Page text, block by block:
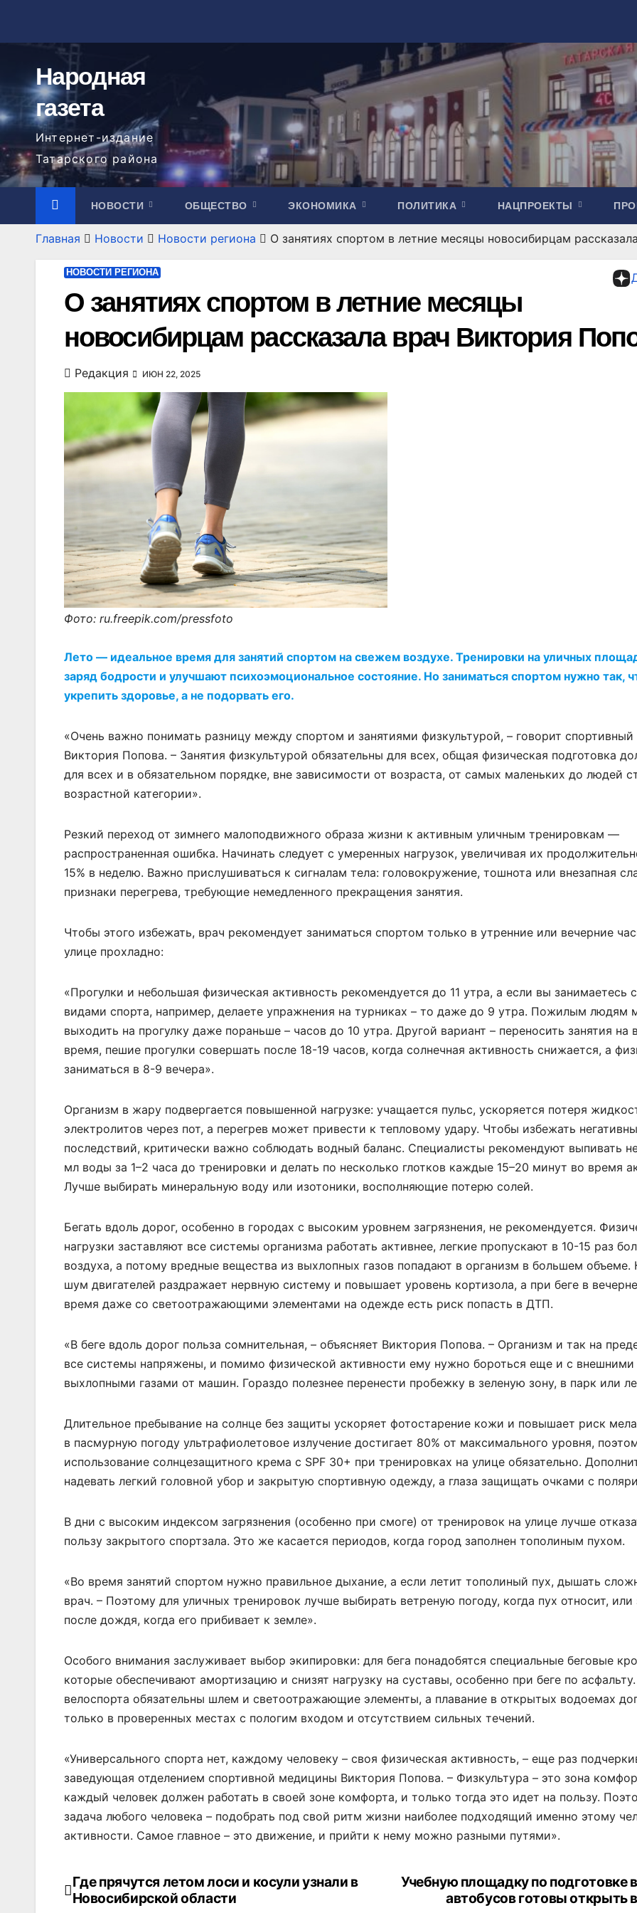
содержимому
Народная
газета
Интернет-издание
Татарского района
НОВОСТИ ОБЩЕСТВО ЭКОНОМИКА ПОЛИТИКА НАЦПРОЕКТЫ
Главная Новости Новости региона О занятиях спортом в летние месяцы новосибирцам
НОВОСТИ РЕГИОНА
О занятиях спортом в летние месяцы
новосибирцам рассказала врач Виктория
Редакция ИЮН 22, 2025
Фото: ru.freepik.com/pressfoto
Лето — идеальное время для занятий спортом на свежем воздухе. Тренировки на уличных
заряд бодрости и улучшают психоэмоциональное состояние. Но заниматься спортом нужно так,
укрепить здоровье, а не подорвать его.
«Очень важно понимать разницу между спортом и занятиями физкультурой, – говорит спортивный
Виктория Попова. – Занятия физкультурой обязательны для всех, общая физическая подготовка
для всех и в обязательном порядке, вне зависимости от возраста, от самых маленьких до людей
возрастной категории».
Резкий переход от зимнего малоподвижного образа жизни к активным уличным тренировкам —
распространенная ошибка. Начинать следует с умеренных нагрузок, увеличивая их
15% в неделю. Важно прислушиваться к сигналам тела: головокружение, тошнота или внезапная
признаки перегрева, требующие немедленного прекращения занятия.
Чтобы этого избежать, врач рекомендует заниматься спортом только в утренние или вечерние
улице прохладно:
«Прогулки и небольшая физическая активность рекомендуется до 11 утра, а если вы занимаетесь
видами спорта, например, делаете упражнения на турниках – то даже до 9 утра. Пожилым людям
выходить на прогулку даже пораньше – часов до 10 утра. Другой вариант – переносить занятия на
время, пешие прогулки совершать после 18-19 часов, когда солнечная активность снижается, а
заниматься в 8-9 вечера».
Организм в жару подвергается повышенной нагрузке: учащается пульс, ускоряется потеря
электролитов через пот, а перегрев может привести к тепловому удару. Чтобы избежать
последствий, критически важно соблюдать водный баланс. Специалисты рекомендуют выпивать
мл воды за 1–2 часа до тренировки и делать по несколько глотков каждые 15–20 минут во время
Лучше выбирать минеральную воду или изотоники, восполняющие потерю солей.
Бегать вдоль дорог, особенно в городах с высоким уровнем загрязнения, не рекомендуется.
нагрузки заставляют все системы организма работать активнее, легкие пропускают в 10-15 раз
воздуха, а потому вредные вещества из выхлопных газов попадают в организм в большем объеме.
шум двигателей раздражает нервную систему и повышает уровень кортизола, а при беге в
время даже со светоотражающими элементами на одежде есть риск попасть в ДТП.
«В беге вдоль дорог польза сомнительная, – объясняет Виктория Попова. – Организм и так на
все системы напряжены, и помимо физической активности ему нужно бороться еще и с
выхлопными газами от машин. Гораздо полезнее перенести пробежку в зеленую зону, в парк или
Длительное пребывание на солнце без защиты ускоряет фотостарение кожи и повышает риск
в пасмурную погоду ультрафиолетовое излучение достигает 80% от максимального уровня,
использование солнцезащитного крема с SPF 30+ при тренировках на улице обязательно.
надевать легкий головной убор и закрытую спортивную одежду, а глаза защищать очками с
В дни с высоким индексом загрязнения (особенно при смоге) от тренировок на улице лучше
пользу закрытого спортзала. Это же касается периодов, когда город заполнен тополиным пухом.
«Во время занятий спортом нужно правильное дыхание, а если летит тополиный пух, дышать
врач. – Поэтому для уличных тренировок лучше выбирать ветреную погоду, когда пух относит, или
после дождя, когда его прибивает к земле».
Особого внимания заслуживает выбор экипировки: для бега понадобятся специальные беговые
которые обеспечивают амортизацию и снизят нагрузку на суставы, особенно при беге по
велоспорта обязательны шлем и светоотражающие элементы, а плавание в открытых водоемах
только в проверенных местах с пологим входом и отсутствием сильных течений.
«Универсального спорта нет, каждому человеку – своя физическая активность, – еще раз
заведующая отделением спортивной медицины Виктория Попова. – Физкультура – это зона
каждый человек должен работать в своей зоне комфорта, и только тогда это идет на пользу.
задача любого человека – подобрать под свой ритм жизни наиболее подходящий именно этому
активности. Самое главное – это движение, и прийти к нему можно разными путями».
Навигация
Учебную площадку по подготовке
автобусов готовы открыть
Где прячутся летом лоси и косули узнали в
Новосибирской области